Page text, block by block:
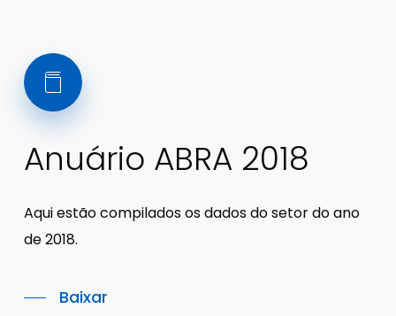
Anuário ABRA 2018
Aqui estão compilados os dados do setor do ano
de 2018.
Baixar